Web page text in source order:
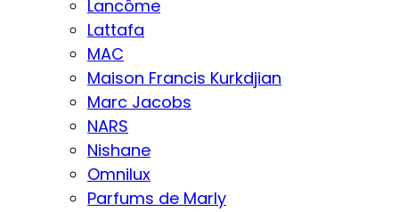
Lancôme
Lattafa
MAC
Maison Francis Kurkdjian
Marc Jacobs
NARS
Nishane
Omnilux
Parfums de Marly